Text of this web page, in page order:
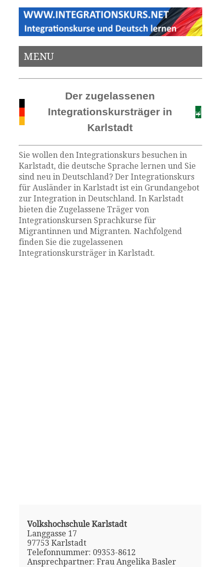
MENU
Der zugelassenen
Integrationskursträger in
Karlstadt
Sie wollen den Integrationskurs besuchen in
Karlstadt, die deutsche Sprache lernen und Sie
sind neu in Deutschland? Der Integrationskurs
für Ausländer in Karlstadt ist ein Grundangebot
zur Integration in Deutschland. In Karlstadt
bieten die Zugelassene Träger von
Integrationskursen Sprachkurse für
Migrantinnen und Migranten. Nachfolgend
finden Sie die zugelassenen
Integrationskursträger in Karlstadt.
Volkshochschule Karlstadt
Langgasse 17
97753 Karlstadt
Telefonnummer: 09353-8612
Ansprechpartner: Frau Angelika Basler